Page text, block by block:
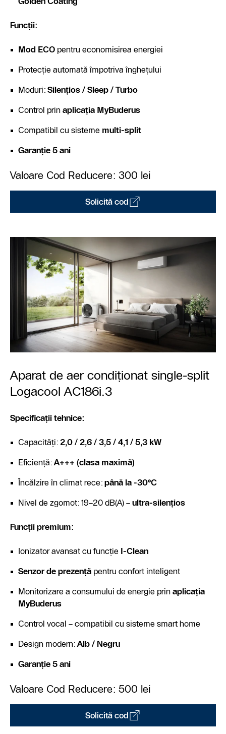
Funcții:
Mod ECO pentru economisirea energiei
Protecție automată împotriva înghețului
Moduri: Silențios / Sleep / Turbo
Control prin aplicația MyBuderus
Compatibil cu sisteme multi-split
Garanție 5 ani
Valoare Cod Reducere: 300 lei
Solicită cod
Aparat de aer condiționat single-split
Logacool AC186i.3
Specificații tehnice:
Capacități:2,0 / 2,6 / 3,5 / 4,1 / 5,3 kW
Eficiență:A+++ (clasa maximă)
Încălzire în climat rece:până la -30°C
Nivel de zgomot: 19–20 dB(A) – ultra-silențios
Funcții premium:
Ionizator avansat cu funcție I-Clean
Senzor de prezență pentru confort inteligent
Monitorizare a consumului de energie prinaplicația
MyBuderus
Control vocal – compatibil cu sisteme smart home
Design modern:Alb / Negru
Garanție 5 ani
Valoare Cod Reducere: 500 lei
Solicită cod